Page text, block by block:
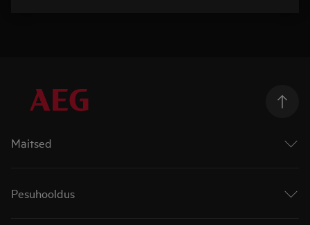
Maitsed
Pliidiplaadid
Integreeritud õhupuhastiga pliidiplaadid
Pesuhooldus